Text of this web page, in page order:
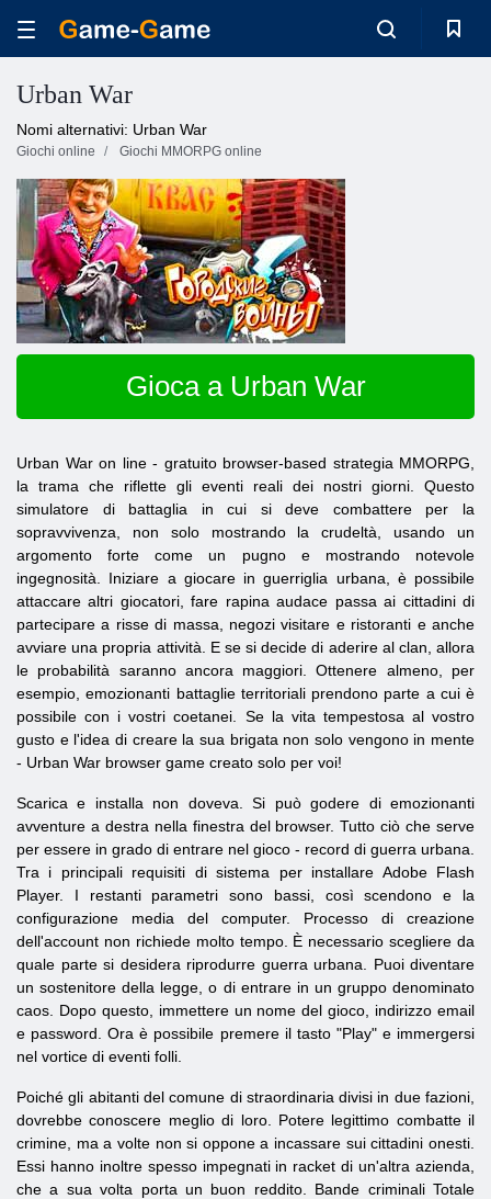
Urban War
Nomi alternativi: Urban War
Giochi online Giochi MMORPG online
Gioca a Urban War
Urban War on line - gratuito browser-based strategia MMORPG,
la trama che riflette gli eventi reali dei nostri giorni. Questo
simulatore di battaglia in cui si deve combattere per la
sopravvivenza, non solo mostrando la crudeltà, usando un
argomento forte come un pugno e mostrando notevole
ingegnosità. Iniziare a giocare in guerriglia urbana, è possibile
attaccare altri giocatori, fare rapina audace passa ai cittadini di
partecipare a risse di massa, negozi visitare e ristoranti e anche
avviare una propria attività. E se si decide di aderire al clan, allora
le probabilità saranno ancora maggiori. Ottenere almeno, per
esempio, emozionanti battaglie territoriali prendono parte a cui è
possibile con i vostri coetanei. Se la vita tempestosa al vostro
gusto e l'idea di creare la sua brigata non solo vengono in mente
- Urban War browser game creato solo per voi!
Scarica e installa non doveva. Si può godere di emozionanti
avventure a destra nella finestra del browser. Tutto ciò che serve
per essere in grado di entrare nel gioco - record di guerra urbana.
Tra i principali requisiti di sistema per installare Adobe Flash
Player. I restanti parametri sono bassi, così scendono e la
configurazione media del computer. Processo di creazione
dell'account non richiede molto tempo. È necessario scegliere da
quale parte si desidera riprodurre guerra urbana. Puoi diventare
un sostenitore della legge, o di entrare in un gruppo denominato
caos. Dopo questo, immettere un nome del gioco, indirizzo email
e password. Ora è possibile premere il tasto "Play" e immergersi
nel vortice di eventi folli.
Poiché gli abitanti del comune di straordinaria divisi in due fazioni,
dovrebbe conoscere meglio di loro. Potere legittimo combatte il
crimine, ma a volte non si oppone a incassare sui cittadini onesti.
Essi hanno inoltre spesso impegnati in racket di un'altra azienda,
che a sua volta porta un buon reddito. Bande criminali Totale